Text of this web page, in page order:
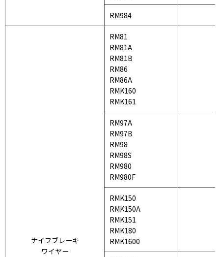
RM984
ナイフブレーキ
ワイヤー
RM81
RM81A
RM81B
RM86
RM86A
RMK160
RMK161
RM97A
RM97B
RM98
RM98S
RM980
RM980F
RMK150
RMK150A
RMK151
RMK180
RMK1600